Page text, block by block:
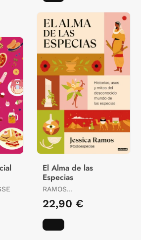
El Alma de las
Especias
RAMOS
JESSICA
22,90 €